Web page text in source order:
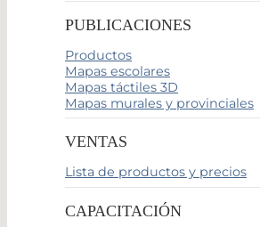
PUBLICACIONES
Productos
Mapas escolares
Mapas táctiles 3D
Mapas murales y provinciales
VENTAS
Lista de productos y precios
CAPACITACIÓN